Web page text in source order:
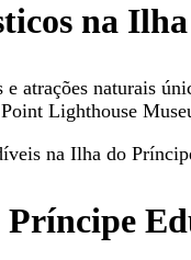
na
e atrações naturais
Lighthouse
na Ilha do
Príncipe